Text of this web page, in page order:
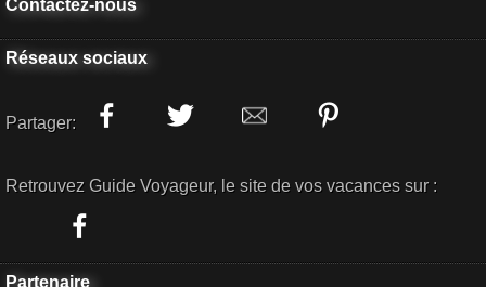
Contactez-nous
Réseaux sociaux
Partager:
Retrouvez Guide Voyageur, le site de vos vacances sur :
Partenaire